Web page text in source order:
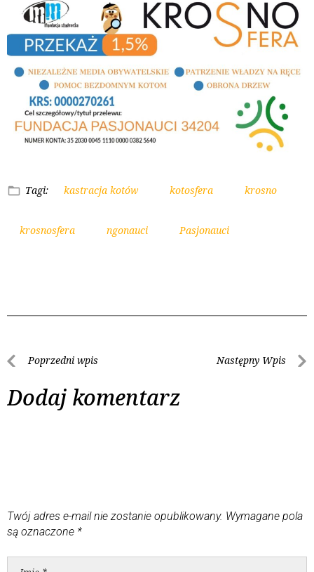
Tagi: kastracja kotów kotosfera krosno
krosnosfera ngonauci Pasjonauci
Poprzedni wpis Następny Wpis
Dodaj komentarz
Twój adres e-mail nie zostanie opublikowany. Wymagane pola
są oznaczone *